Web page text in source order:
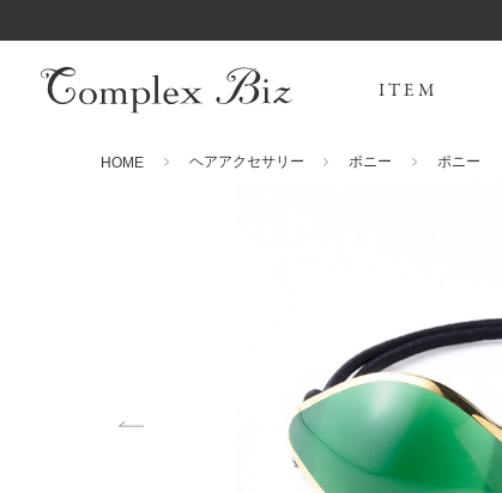
ITEM
HOME ヘアアクセサリー ポニー ポニー